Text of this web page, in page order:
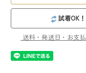
試着OK
送料・発送日・お支